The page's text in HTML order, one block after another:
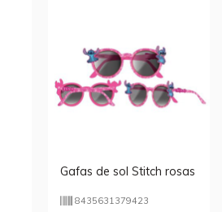
Gafas de sol Stitch rosas
8435631379423